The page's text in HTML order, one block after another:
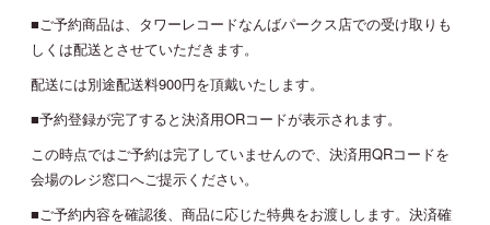
■ご予約商品は、タワーレコードなんばパークス店での受け取りも
しくは配送とさせていただきます。
配送には別途配送料900円を頂戴いたします。
■予約登録が完了すると決済用ORコードが表示されます。
この時点ではご予約は完了していませんので、決済用QRコードを
会場のレジ窓口へご提示ください。
■ご予約内容を確認後、商品に応じた特典をお渡しします。決済確